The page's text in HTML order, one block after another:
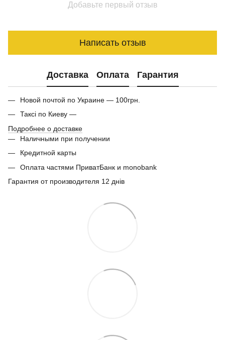
Добавьте первый отзыв
Написать отзыв
Доставка Оплата Гарантия
Новой почтой по Украине — 100грн.
Таксі по Киеву —
Подробнее о доставке
Наличными при получении
Кредитной карты
Оплата частями ПриватБанк и monobank
Гарантия от производителя 12 днів